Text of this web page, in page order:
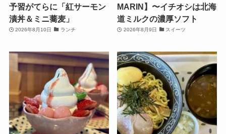
予習がてらに「紅サーモン
漬丼＆ミニ蕎麦」
2026年8月10日 ランチ
MARIN】〜イチオシは北海
道ミルクの濃厚ソフト
2026年8月9日 スイーツ